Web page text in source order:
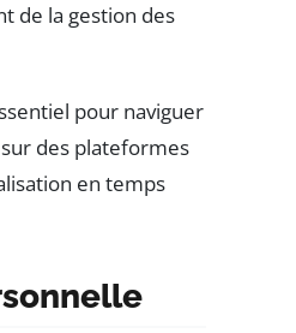
de la gestion des
pour naviguer
des plateformes
en temps